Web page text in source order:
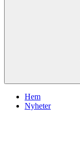
Hem
Nyheter